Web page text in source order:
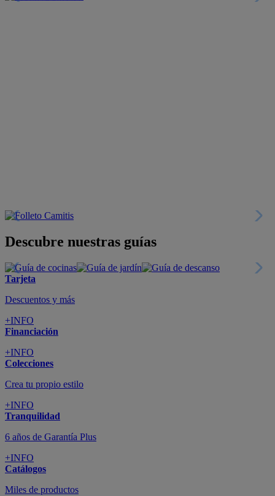
Descubre nuestras guías
Tarjeta
Descuentos y más
+INFO
Financiación
+INFO
Colecciones
Crea tu propio estilo
+INFO
Tranquilidad
6 años de Garantía Plus
+INFO
Catálogos
Miles de productos